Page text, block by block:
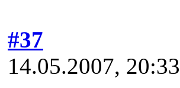
#37
14.05.2007, 20:33